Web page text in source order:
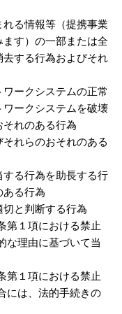
る情報等（提携事業
す）の一部または全
する行為およびそれ
ークシステムの正常
ークシステムを破壊
れのある行為
れらのおそれのある
する行為を助長する行
ある行為
切と判断する行為
第１項における禁止
な理由に基づいて当
第１項における禁止
には、法的手続きの